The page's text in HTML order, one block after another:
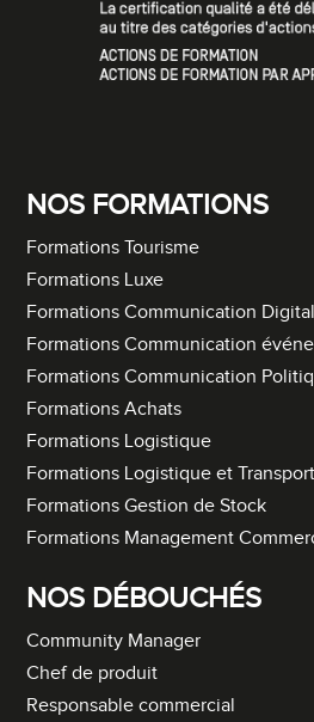
NOS FORMATIONS
Formations Tourisme
Formations Luxe
Formations Communication
Formations Communication
Formations Communication
Formations Achats
Formations Logistique
Formations Logistique et Transport
Formations Gestion de Stock
Formations Management
NOS DÉBOUCHÉS
Community Manager
Chef de produit
Responsable commercial